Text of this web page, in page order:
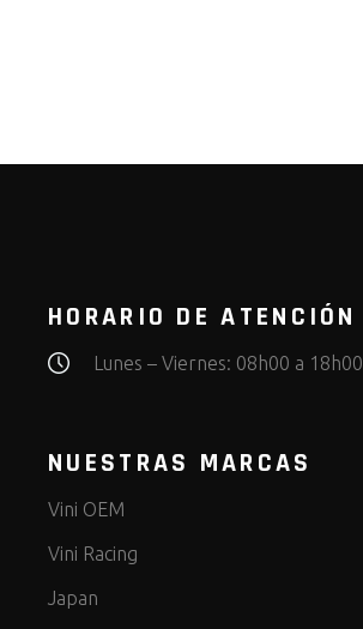
HORARIO DE ATENCIÓN
Lunes – Viernes: 08h00 a 18h00
NUESTRAS MARCAS
Vini OEM
Vini Racing
Japan